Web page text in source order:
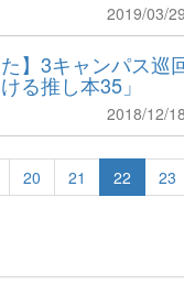
2019/03/29
た】3キャンパス巡
る推し本35」
2018/12/18
20 21 22 23